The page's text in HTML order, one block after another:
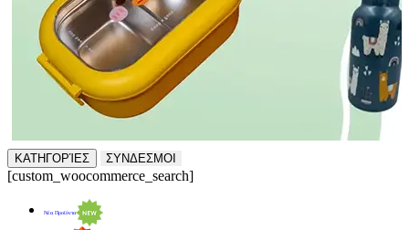
ΚΑΤΗΓΟΡΊΕΣ ΣΥΝΔΕΣΜΟΙ
[custom_woocommerce_search]
Νέα Προϊόντα